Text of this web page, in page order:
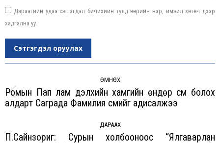
Дараагийн удаа сэтгэгдэл бичихийн тулд өөрийн нэр, имэйл хөтөч дээр
хадгална уу.
Сэтгэгдэл оруулах
ӨМНӨХ
Previous
Ромын Пап лам дэлхийн хамгийн өндөр сүм болох
алдарт Саграда Фамилия сүмийг адисалжээ
ДАРААХ
П.Сайнзориг: Сурын холбооноос “Ялгаварлан